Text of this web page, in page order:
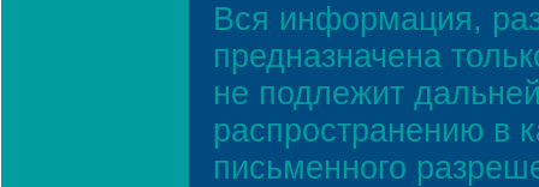
Вся информация,
предназначена
не подлежит
распространению в
письменного